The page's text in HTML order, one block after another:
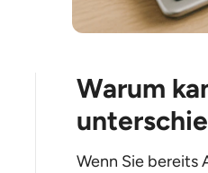
Warum
Wenn Sie bereits